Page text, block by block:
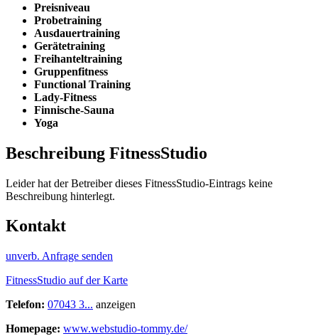
Preisniveau
Probetraining
Ausdauertraining
Gerätetraining
Freihanteltraining
Gruppenfitness
Functional Training
Lady-Fitness
Finnische-Sauna
Yoga
Beschreibung FitnessStudio
Leider hat der Betreiber dieses FitnessStudio-Eintrags keine
Beschreibung hinterlegt.
Kontakt
unverb. Anfrage senden
FitnessStudio auf der Karte
Telefon: 07043 3... anzeigen
Homepage: www.webstudio-tommy.de/